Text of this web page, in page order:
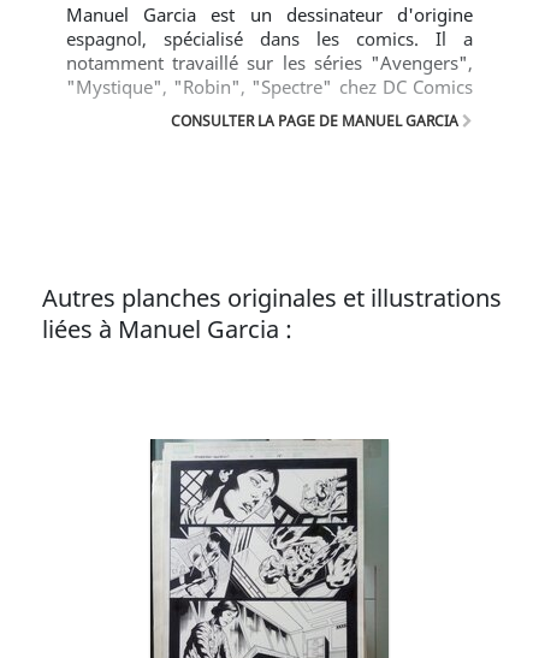
Manuel Garcia est un dessinateur d'origine
espagnol, spécialisé dans les comics. Il a
notamment travaillé sur les séries "Avengers",
"Mystique", "Robin", "Spectre" chez DC Comics
et "Star Wars Galaxy" chez Dark Horse. En 2013,
il sort chez Les Humanoïdes Associés, en
CONSULTER LA PAGE DE MANUEL GARCIA
Autres planches originales et illustrations
liées à Manuel Garcia :